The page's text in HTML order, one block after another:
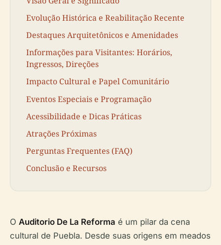
Evolução Histórica e Reabilitação Recente
Destaques Arquitetônicos e Amenidades
Informações para Visitantes: Horários,
Ingressos, Direções
Impacto Cultural e Papel Comunitário
Eventos Especiais e Programação
Acessibilidade e Dicas Práticas
Atrações Próximas
Perguntas Frequentes (FAQ)
Conclusão e Recursos
O Auditorio De La Reforma é um pilar da cena
cultural de Puebla. Desde suas origens em meados